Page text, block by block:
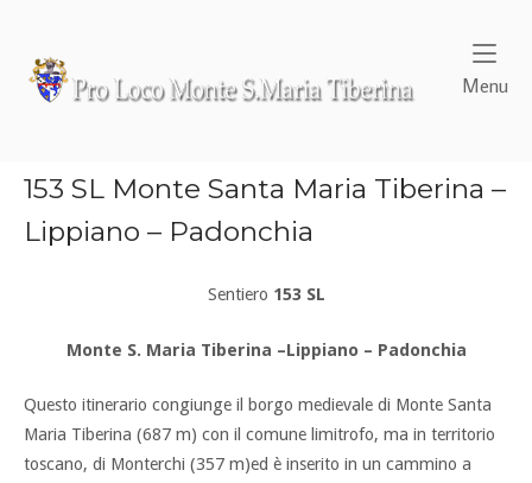
content
Home
Menu
153 SL Monte Santa Maria Tiberina –
Lippiano – Padonchia
Sentiero 153 SL
Monte S. Maria Tiberina –Lippiano – Padonchia
Questo itinerario congiunge il borgo medievale di Monte Santa
Maria Tiberina (687 m) con il comune limitrofo, ma in territorio
toscano, di Monterchi (357 m)ed è inserito in un cammino a